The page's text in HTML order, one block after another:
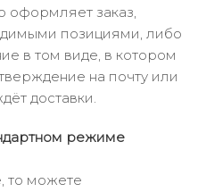
оформляет заказ,
позициями, либо
в том виде, в котором
на почту или
доставки.
режиме
то можете